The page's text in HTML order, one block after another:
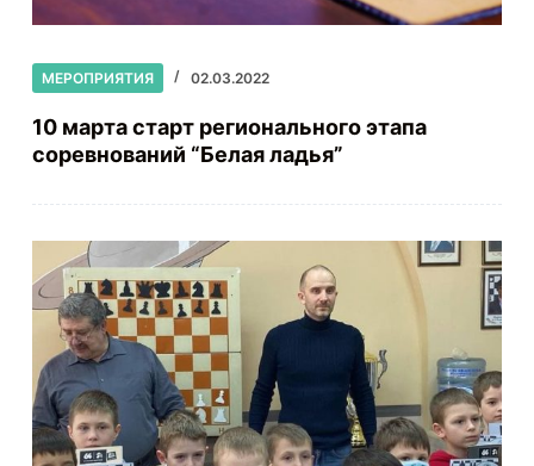
МЕРОПРИЯТИЯ 02.03.2022
10 марта старт регионального этапа
соревнований “Белая ладья”